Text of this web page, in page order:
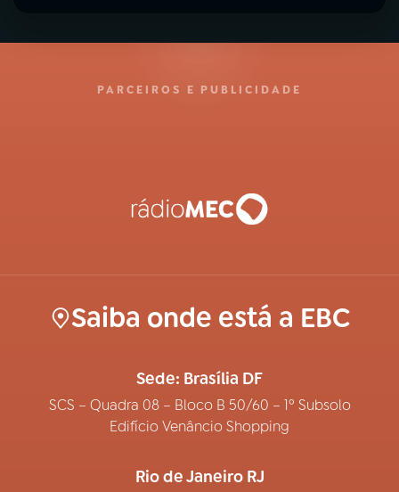
PARCEIROS E PUBLICIDADE
Saiba onde está a EBC
Sede: Brasília DF
SCS – Quadra 08 – Bloco B 50/60 – 1º Subsolo
Edifício Venâncio Shopping
Rio de Janeiro RJ